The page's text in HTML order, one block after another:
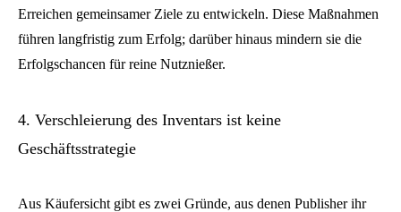
Erreichen gemeinsamer Ziele zu entwickeln. Diese Maßnahmen
führen langfristig zum Erfolg; darüber hinaus mindern sie die
Erfolgschancen für reine Nutznießer.
4. Verschleierung des Inventars ist keine
Geschäftsstrategie
Aus Käufersicht gibt es zwei Gründe, aus denen Publisher ihr